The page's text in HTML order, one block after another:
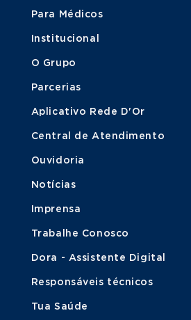
Para Médicos
Institucional
O Grupo
Parcerias
Aplicativo Rede D'Or
Central de Atendimento
Ouvidoria
Notícias
Imprensa
Trabalhe Conosco
Dora - Assistente Digital
Responsáveis técnicos
Tua Saúde